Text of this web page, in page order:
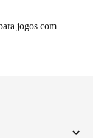
jogos com